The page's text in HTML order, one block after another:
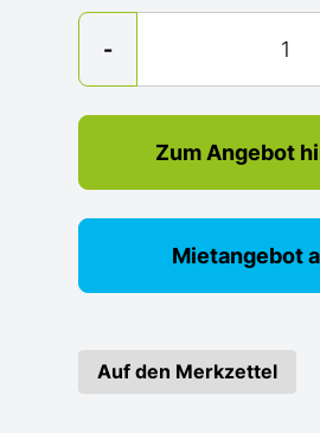
-
Menge
Zum Angebot
Mietangebot
Auf den Merkzettel